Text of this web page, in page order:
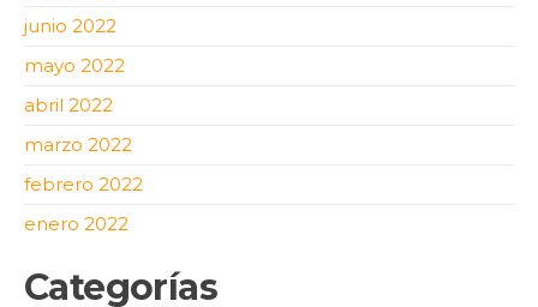
junio 2022
mayo 2022
abril 2022
marzo 2022
febrero 2022
enero 2022
Categorías